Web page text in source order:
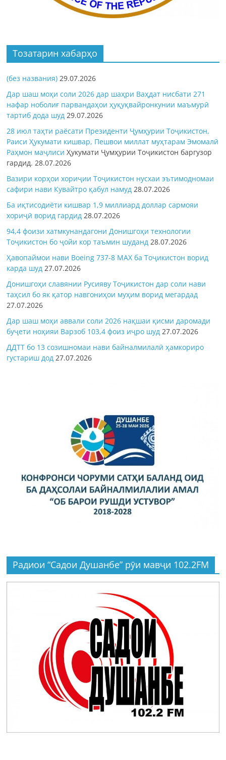
Тозатарин хабарҳо
(без названия) 29.07.2026
Дар шаш моҳи соли 2026 дар шаҳри Ваҳдат нисбати 271
нафар ноболиғ парвандаҳои ҳуқуқвайронкунии маъмурӣ
тартиб дода шуд 29.07.2026
28 июл таҳти раёсати Президенти Ҷумҳурии Тоҷикистон,
Раиси Ҳукумати кишвар, Пешвои миллат муҳтарам Эмомалӣ
Раҳмон маҷлисиҲукумати Ҷумҳурии Тоҷикистон баргузор
гардид.28.07.2026
Вазири корҳои хориҷии Тоҷикистон нусхаи эътимодномаи
сафири нави Кувайтро қабул намуд 28.07.2026
Ба иқтисодиёти кишвар 1,9 миллиард доллар сармояи
хориҷӣ ворид гардид 28.07.2026
94,4 фоизи хатмкунандагони Донишгоҳи технологии
Тоҷикистон бо ҷойи кор таъмин шуданд 28.07.2026
Ҳавопаймои нави Boeing 737-8 MAX ба Тоҷикистон ворид
карда шуд 27.07.2026
Донишгоҳи славянии Русияву Тоҷикистон дар соли нави
таҳсил бо як қатор навгониҳои муҳим ворид мегардад
27.07.2026
Дар шаш моҳи аввали соли 2026 нақшаи қисми даромади
буҷети ноҳияи Варзоб 103,4 фоиз иҷро шуд 27.07.2026
ДДТТ бо 13 созишномаи нави байналмилалӣ ҳамкориро
густариш дод 27.07.2026
Радиои “Садои Душанбе” рӯи мавҷи 102.2FM